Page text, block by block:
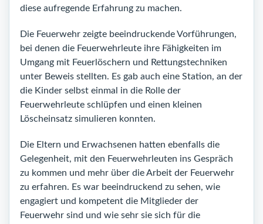
diese aufregende Erfahrung zu machen.
Die Feuerwehr zeigte beeindruckende Vorführungen,
bei denen die Feuerwehrleute ihre Fähigkeiten im
Umgang mit Feuerlöschern und Rettungstechniken
unter Beweis stellten. Es gab auch eine Station, an der
die Kinder selbst einmal in die Rolle der
Feuerwehrleute schlüpfen und einen kleinen
Löscheinsatz simulieren konnten.
Die Eltern und Erwachsenen hatten ebenfalls die
Gelegenheit, mit den Feuerwehrleuten ins Gespräch
zu kommen und mehr über die Arbeit der Feuerwehr
zu erfahren. Es war beeindruckend zu sehen, wie
engagiert und kompetent die Mitglieder der
Feuerwehr sind und wie sehr sie sich für die